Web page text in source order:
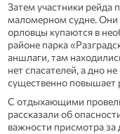
Затем участники рейда
маломерном судне. Они
орловцы купаются в
районе парка
аншлаги, там
нет спасателей, а дно
существенно повышает
С отдыхающими
рассказали об
важности присмотра за